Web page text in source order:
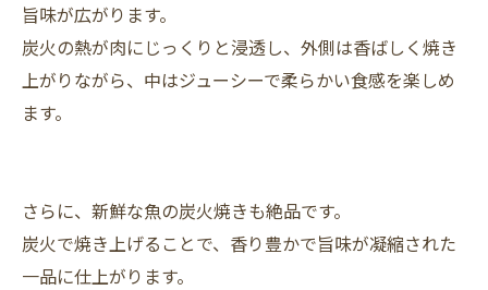
旨味が広がります。
炭火の熱が肉にじっくりと浸透し、外側は香ばしく焼き
上がりながら、中はジューシーで柔らかい食感を楽しめ
ます。
さらに、新鮮な魚の炭火焼きも絶品です。
炭火で焼き上げることで、香り豊かで旨味が凝縮された
一品に仕上がります。